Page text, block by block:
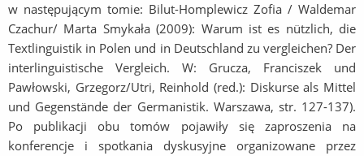
w następującym tomie: Bilut-Homplewicz Zofia / Waldemar
Czachur/ Marta Smykała (2009): Warum ist es nützlich, die
Textlinguistik in Polen und in Deutschland zu vergleichen? Der
interlinguistische Vergleich. W: Grucza, Franciszek und
Pawłowski, Grzegorz/Utri, Reinhold (red.): Diskurse als Mittel
und Gegenstände der Germanistik. Warszawa, str. 127-137).
Po publikacji obu tomów pojawiły się zaproszenia na
konferencje i spotkania dyskusyjne organizowane przez